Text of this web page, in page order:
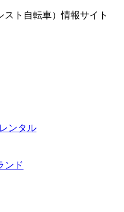
スト自転車）情報サイト
ンタル
ンド